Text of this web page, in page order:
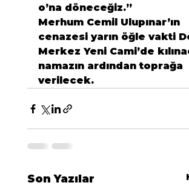
o’na döneceğiz.”
Merhum Cemil Ulupınar’ın
cenazesi yarın öğle vakti
Merkez Yeni Cami’de
namazın ardından toprağa
verilecek.
Son Yazılar